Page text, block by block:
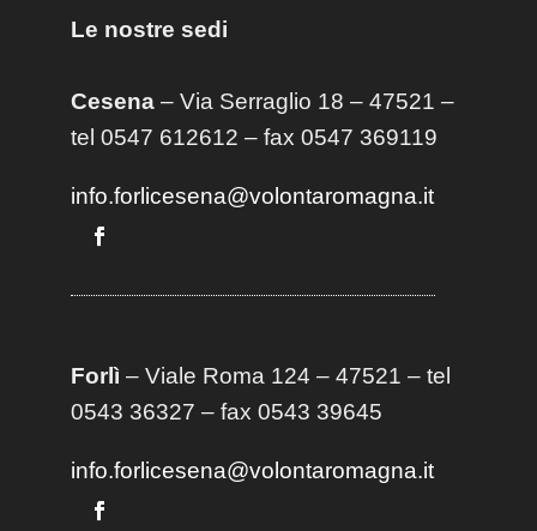
Le nostre sedi
Cesena– Via Serraglio 18 – 47521 –
tel 0547 612612 – fax 0547 369119
info.forlicesena@volontaromagna.it
Forlì – Viale Roma 124 – 47521 – tel
0543 36327 – fax 0543 39645
info.forlicesena@volontaromagna.it